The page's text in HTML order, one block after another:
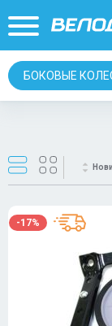
БОКОВЫЕ
-17%